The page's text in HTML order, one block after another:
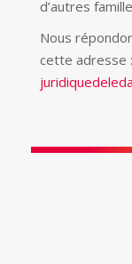
d’autres
Nous
cette adresse :
juridiquedeleda